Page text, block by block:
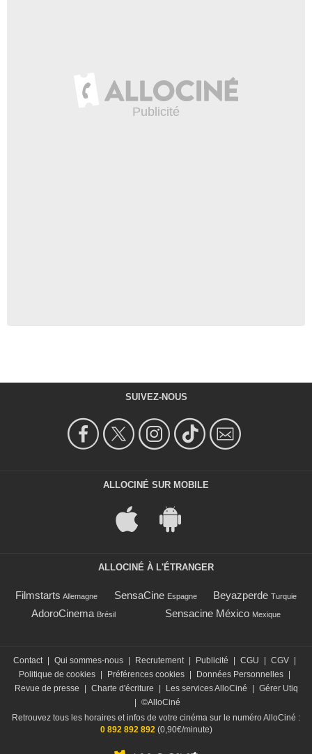
SUIVEZ-NOUS
ALLOCINÉ SUR MOBILE
ALLOCINÉ À L'ÉTRANGER
Filmstarts Allemagne SensaCine Espagne Beyazperde Turquie
AdoroCinema Brésil Sensacine México Mexique
Contact | Qui sommes-nous | Recrutement | Publicité | CGU | CGV |
Politique de cookies | Préférences cookies | Données Personnelles |
Revue de presse
| Charte d'écriture | Les services AlloCiné | Gérer Utiq
| ©AlloCiné
Retrouvez tous les horaires et infos de votre cinéma sur le numéro AlloCiné :
0 892 892 892 (0,90€/minute)